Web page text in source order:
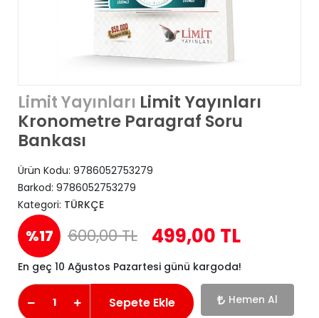
Limit Yayınları Limit Yayınları
Kronometre Paragraf Soru
Bankası
Ürün Kodu: 9786052753279
Barkod: 9786052753279
Kategori: TÜRKÇE
%17 600,00 TL 499,00 TL
En geç 10 Ağustos Pazartesi günü kargoda!
Sepete Ekle Hemen Al